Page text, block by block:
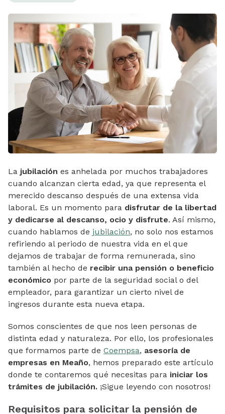
La jubilación es anhelada por muchos trabajadores
cuando alcanzan cierta edad, ya que representa el
merecido descanso después de una extensa vida
laboral. Es un momento para disfrutar de la libertad
y dedicarse al descanso, ocio y disfrute. Así mismo,
cuando hablamos de jubilación, no solo nos estamos
refiriendo al periodo de nuestra vida en el que
dejamos de trabajar de forma remunerada, sino
también al hecho de recibir una pensión o beneficio
económico por parte de la seguridad social o del
empleador, para garantizar un cierto nivel de
ingresos durante esta nueva etapa.
Somos conscientes de que nos leen personas de
distinta edad y naturaleza. Por ello, los profesionales
que formamos parte de Coempsa, asesoría de
empresas en Meaño, hemos preparado este artículo
donde te contaremos qué necesitas para iniciar los
trámites de jubilación. ¡Sigue leyendo con nosotros!
Requisitos para solicitar la pensión de